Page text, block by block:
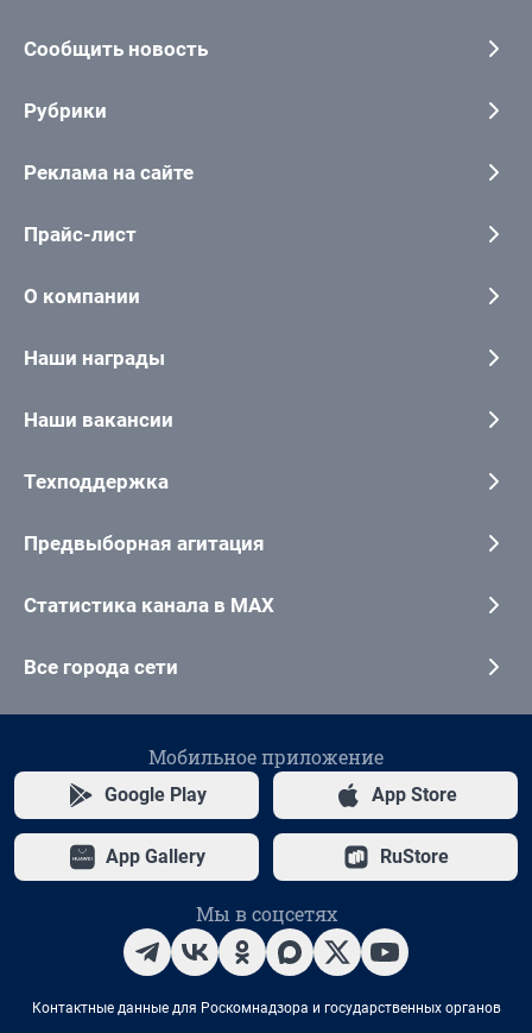
Сообщить новость
Рубрики
Реклама на сайте
Прайс-лист
О компании
Наши награды
Наши вакансии
Техподдержка
Предвыборная агитация
Статистика канала в MAX
Все города сети
Мобильное приложение
Google Play App Store
App Gallery RuStore
Мы в соцсетях
Контактные данные для Роскомнадзора и государственных органов